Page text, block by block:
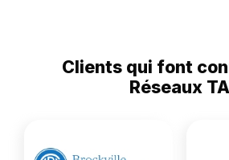
Clients qui font
Réseaux TA